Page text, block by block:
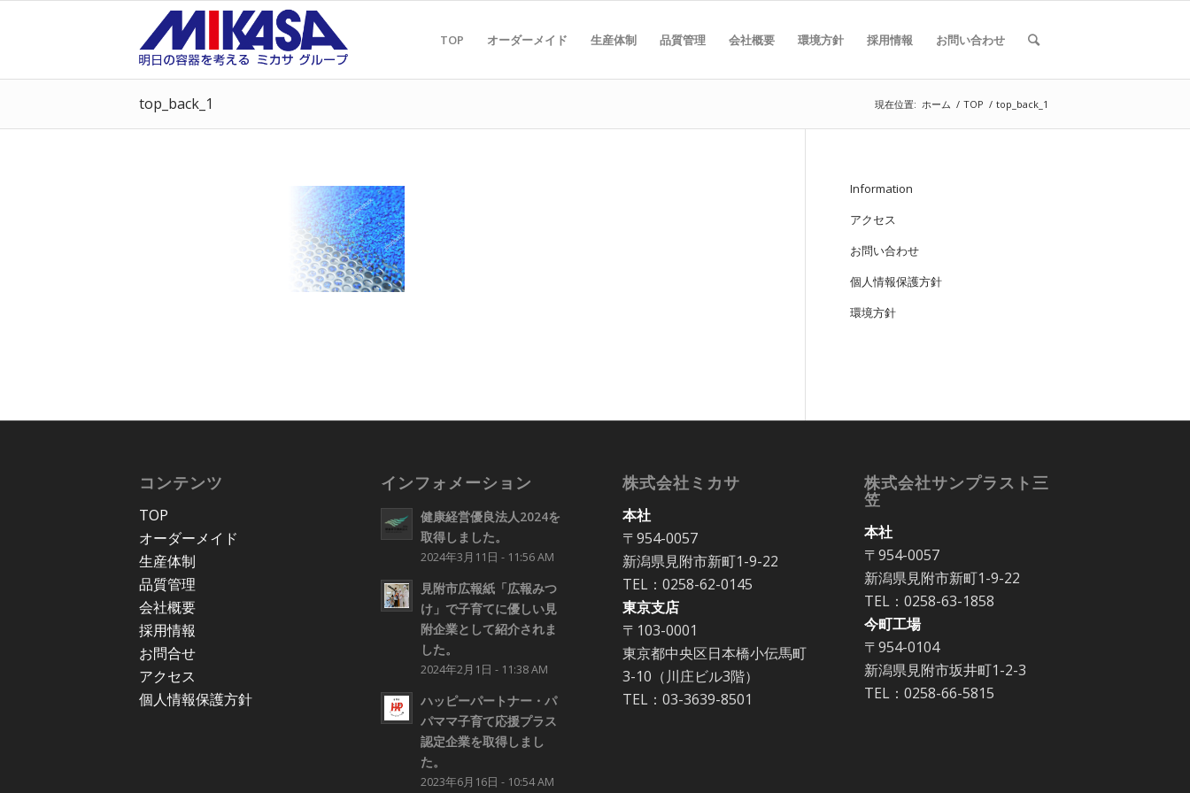
TOP オーダーメイド 生産体制 品質管理 会社概要 環境方針 採用情報 お問い合わせ
top_back_1 現在位置: ホーム / TOP / top_back_1
Information
アクセス
お問い合わせ
個人情報保護方針
環境方針
コンテンツ
TOP
オーダーメイド
生産体制
品質管理
会社概要
採用情報
お問合せ
アクセス
個人情報保護方針
インフォメーション
健康経営優良法人2024を
取得しました。
2024年3月11日 - 11:56 AM
見附市広報紙「広報みつ
け」で子育てに優しい見
附企業として紹介されま
した。
2024年2月1日 - 11:38 AM
ハッピーパートナー・パ
パママ子育て応援プラス
認定企業を取得しまし
た。
2023年6月16日 - 10:54 AM
株式会社ミカサ
本社
〒954-0057
新潟県見附市新町1-9-22
TEL：0258-62-0145
東京支店
〒103-0001
東京都中央区日本橋小伝馬町
3-10（川庄ビル3階）
TEL：03-3639-8501
株式会社サンプラスト三
笠
本社
〒954-0057
新潟県見附市新町1-9-22
TEL：0258-63-1858
今町工場
〒954-0104
新潟県見附市坂井町1-2-3
TEL：0258-66-5815